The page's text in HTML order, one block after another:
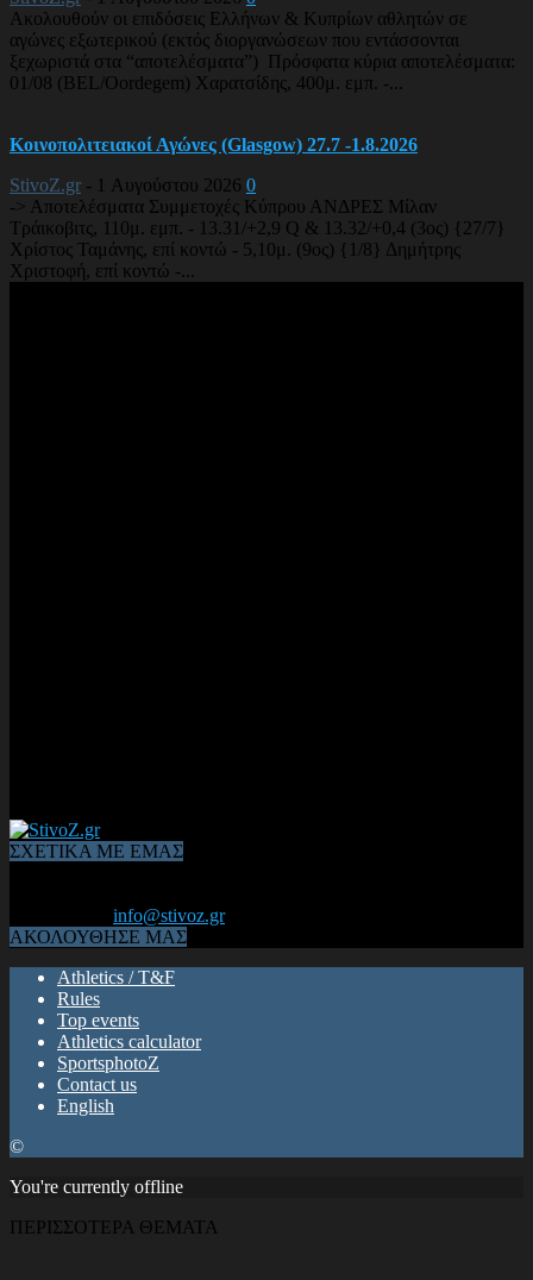
Ακολουθούν οι επιδόσεις Ελλήνων & Κυπρίων αθλητών σε
αγώνες εξωτερικού (εκτός διοργανώσεων που εντάσσονται
ξεχωριστά στα “αποτελέσματα”) Πρόσφατα κύρια αποτελέσματα:
01/08 (BEL/Oordegem) Χαρατσίδης, 400μ. εμπ. -...
Κοινοπολιτειακοί Αγώνες (Glasgow) 27.7 -1.8.2026
StivoZ.gr - 1 Αυγούστου 2026 0
-> Αποτελέσματα Συμμετοχές Κύπρου ΑΝΔΡΕΣ Μίλαν
Τράικοβιτς, 110μ. εμπ. - 13.31/+2,9 Q & 13.32/+0,4 (3ος) {27/7}
Χρίστος Ταμάνης, επί κοντώ - 5,10μ. (9ος) {1/8} Δημήτρης
Χριστοφή, επί κοντώ -...
ΣΧΕΤΙΚΑ ΜΕ ΕΜΑΣ
info@stivoz.gr
ΑΚΟΛΟΥΘΗΣΕ ΜΑΣ
Athletics / T&F
Rules
Top events
Athletics calculator
SportsphotoZ
Contact us
English
©
You're currently offline
ΠΕΡΙΣΣΟΤΕΡΑ ΘΕΜΑΤΑ